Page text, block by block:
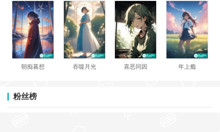
朝痴暮想 吞噬月光 喜恶同因 年上瘾
粉丝榜